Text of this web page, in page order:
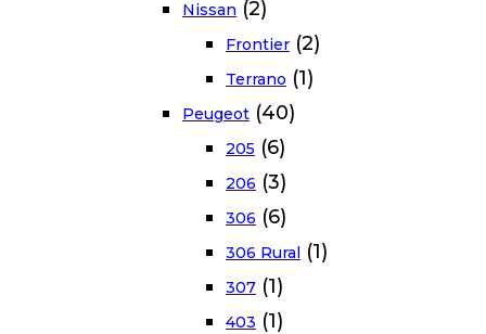
Nissan (2)
Frontier (2)
Terrano (1)
Peugeot (40)
205 (6)
206 (3)
306 (6)
306 Rural (1)
307 (1)
403 (1)